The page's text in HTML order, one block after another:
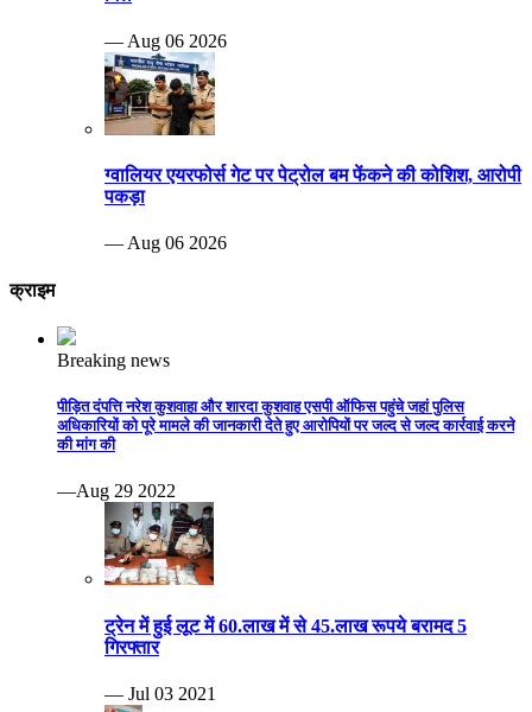
— Aug 06 2026
ग्वालियर एयरफोर्स गेट पर पेट्रोल बम फेंकने की कोशिश, आरोपी
पकड़ा
— Aug 06 2026
क्राइम
Breaking news
पीड़ित दंपत्ति नरेश कुशवाहा और शारदा कुशवाह एसपी ऑफिस पहुंचे जहां पुलिस
अधिकारियों को पूरे मामले की जानकारी देते हुए आरोपियों पर जल्द से जल्द कार्रवाई करने
की मांग की
—Aug 29 2022
ट्रेन में हुई लूट में 60.लाख में से 45.लाख रूपये बरामद 5
गिरफ्तार
— Jul 03 2021